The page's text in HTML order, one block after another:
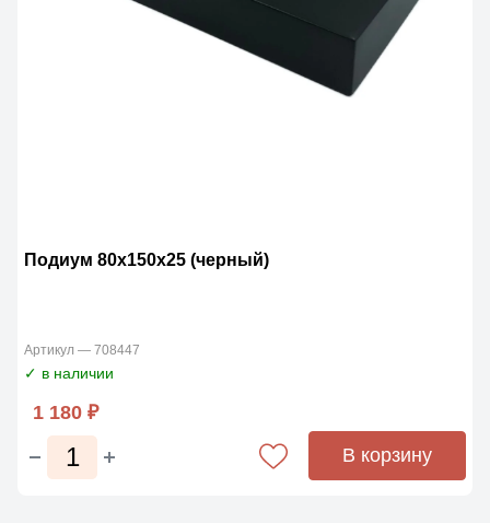
Подиум 80х150х25 (черный)
Артикул — 708447
✓ в наличии
1 180 ₽
В корзину